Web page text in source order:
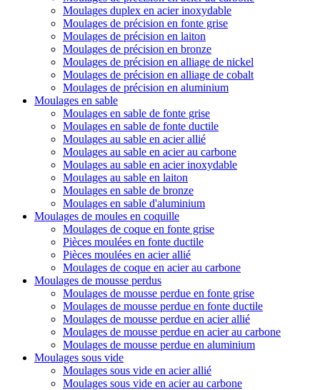
Moulages duplex en acier inoxydable
Moulages de précision en fonte grise
Moulages de précision en laiton
Moulages de précision en bronze
Moulages de précision en alliage de nickel
Moulages de précision en alliage de cobalt
Moulages de précision en aluminium
Moulages en sable
Moulages en sable de fonte grise
Moulages en sable de fonte ductile
Moulages au sable en acier allié
Moulages au sable en acier au carbone
Moulages au sable en acier inoxydable
Moulages au sable en laiton
Moulages en sable de bronze
Moulages en sable d'aluminium
Moulages de moules en coquille
Moulages de coque en fonte grise
Pièces moulées en fonte ductile
Pièces moulées en acier allié
Moulages de coque en acier au carbone
Moulages de mousse perdus
Moulages de mousse perdue en fonte grise
Moulages de mousse perdue en fonte ductile
Moulages de mousse perdue en acier allié
Moulages de mousse perdue en acier au carbone
Moulages de mousse perdue en aluminium
Moulages sous vide
Moulages sous vide en acier allié
Moulages sous vide en acier au carbone